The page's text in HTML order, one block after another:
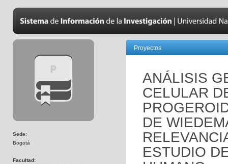
Sede:
Bogotá
Facultad:
Proyectos
ANÁLISIS
CELULAR
DE
ESTUDIO